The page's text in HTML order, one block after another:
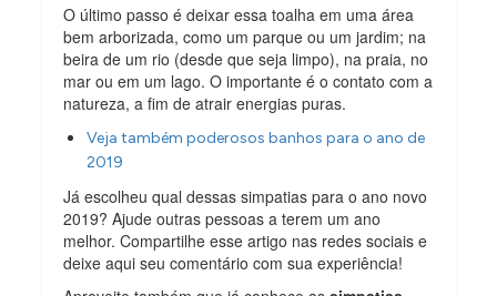
O último passo é deixar essa toalha em uma área
bem arborizada, como um parque ou um jardim; na
beira de um rio (desde que seja limpo), na praia, no
mar ou em um lago. O importante é o contato com a
natureza, a fim de atrair energias puras.
Veja também poderosos banhos para o ano de
2019
Já escolheu qual dessas simpatias para o ano novo
2019? Ajude outras pessoas a terem um ano
melhor. Compartilhe esse artigo nas redes sociais e
deixe aqui seu comentário com sua experiência!